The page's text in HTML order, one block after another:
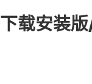
下载安装